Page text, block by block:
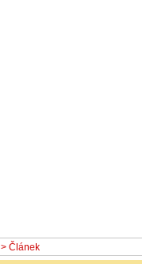
> Článek